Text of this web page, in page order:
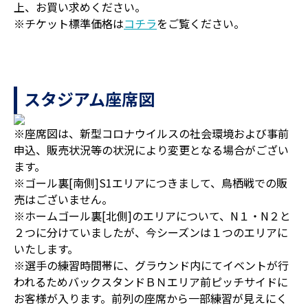
上、お買い求めください。
※チケット標準価格はコチラをご覧ください。
スタジアム座席図
※座席図は、新型コロナウイルスの社会環境および事前
申込、販売状況等の状況により変更となる場合がござい
ます。
※ゴール裏[南側]S1エリアにつきまして、鳥栖戦での販
売はございません。
※ホームゴール裏[北側]のエリアについて、N１・N２と
２つに分けていましたが、今シーズンは１つのエリアに
いたします。
※選手の練習時間帯に、グラウンド内にてイベントが行
われるためバックスタンドＢＮエリア前ピッチサイドに
お客様が入ります。前列の座席から一部練習が見えにく